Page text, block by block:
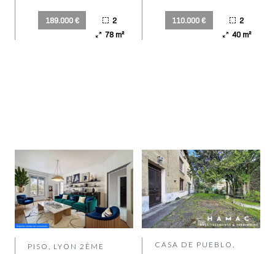
189.000 €
2
78 m²
110.000 €
2
40 m²
PISO, LYON 2ÈME
CASA DE PUEBLO,